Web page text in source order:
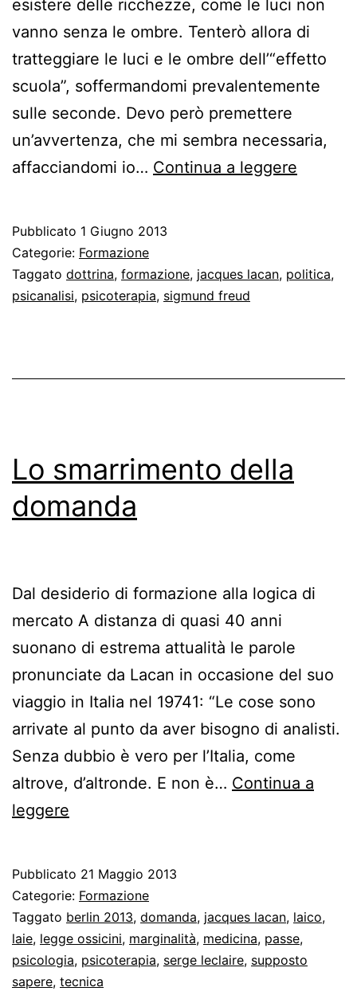
esistere delle ricchezze, come le luci non
vanno senza le ombre. Tenterò allora di
tratteggiare le luci e le ombre dell’“effetto
scuola”, soffermandomi prevalentemente
sulle seconde. Devo però premettere
un’avvertenza, che mi sembra necessaria,
affacciandomi io… Continua a leggere
Pubblicato 1 Giugno 2013
Categorie: Formazione
Taggato dottrina, formazione, jacques lacan, politica,
psicanalisi, psicoterapia, sigmund freud
Lo smarrimento della
domanda
Dal desiderio di formazione alla logica di
mercato A distanza di quasi 40 anni
suonano di estrema attualità le parole
pronunciate da Lacan in occasione del suo
viaggio in Italia nel 19741: “Le cose sono
arrivate al punto da aver bisogno di analisti.
Senza dubbio è vero per l’Italia, come
altrove, d’altronde. E non è… Continua a
leggere
domanda
Pubblicato 21 Maggio 2013
Categorie: Formazione
Taggato berlin 2013, domanda, jacques lacan, laico,
laie, legge ossicini, marginalità, medicina, passe,
psicologia, psicoterapia, serge leclaire, supposto
sapere, tecnica